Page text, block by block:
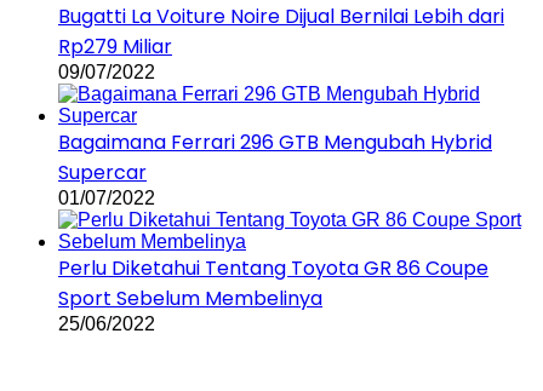
Bugatti La Voiture Noire Dijual Bernilai Lebih dari
Rp279 Miliar
09/07/2022
Bagaimana Ferrari 296 GTB Mengubah Hybrid
Supercar
01/07/2022
Perlu Diketahui Tentang Toyota GR 86 Coupe
Sport Sebelum Membelinya
25/06/2022